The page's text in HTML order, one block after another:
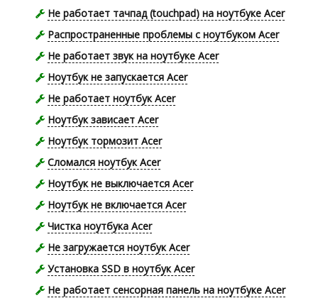
Не работает тачпад (touchpad) на ноутбуке Acer
Распространенные проблемы с ноутбуком Acer
Не работает звук на ноутбуке Acer
Ноутбук не запускается Acer
Не работает ноутбук Acer
Ноутбук зависает Acer
Ноутбук тормозит Acer
Сломался ноутбук Acer
Ноутбук не выключается Acer
Ноутбук не включается Acer
Чистка ноутбука Acer
Не загружается ноутбук Acer
Установка SSD в ноутбук Acer
Не работает сенсорная панель на ноутбуке Acer